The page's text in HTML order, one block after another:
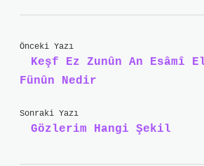
Önceki Yazı
Keşf Ez Zunûn An Esâmî
Fünûn Nedir
Sonraki Yazı
Gözlerim Hangi Şekil